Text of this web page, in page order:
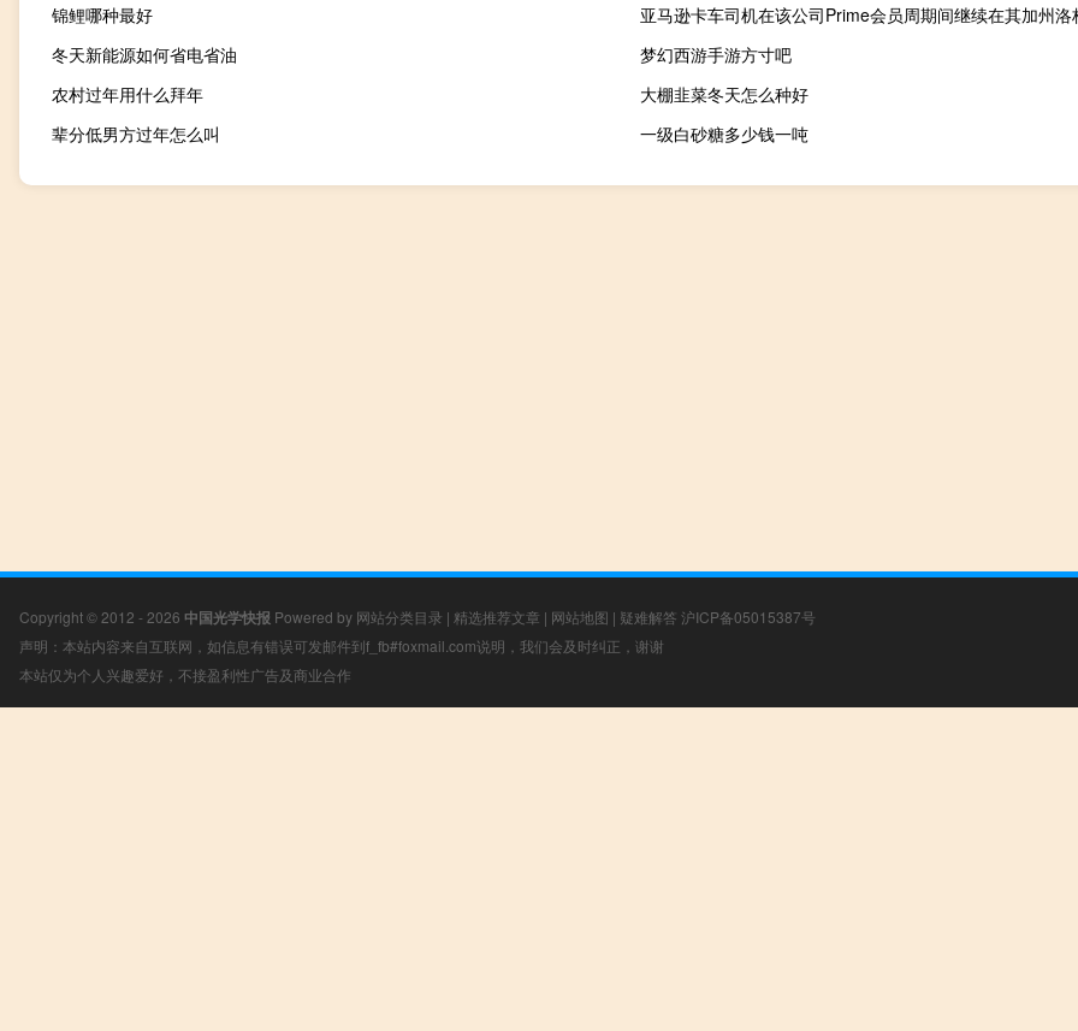
锦鲤哪种最好
冬天新能源如何省电省油
梦幻西游手游方寸吧
农村过年用什么拜年
大棚韭菜冬天怎么种好
辈分低男方过年怎么叫
一级白砂糖多少钱一吨
Copyright © 2012 - 2026 中国光学快报 Powered by 网站分类目录 | 精选推荐文章 | 网站地图 | 疑难解答 沪ICP备05015387号
声明：本站内容来自互联网，如信息有错误可发邮件到f_fb#foxmail.com说明，我们会及时纠正，谢谢
本站仅为个人兴趣爱好，不接盈利性广告及商业合作